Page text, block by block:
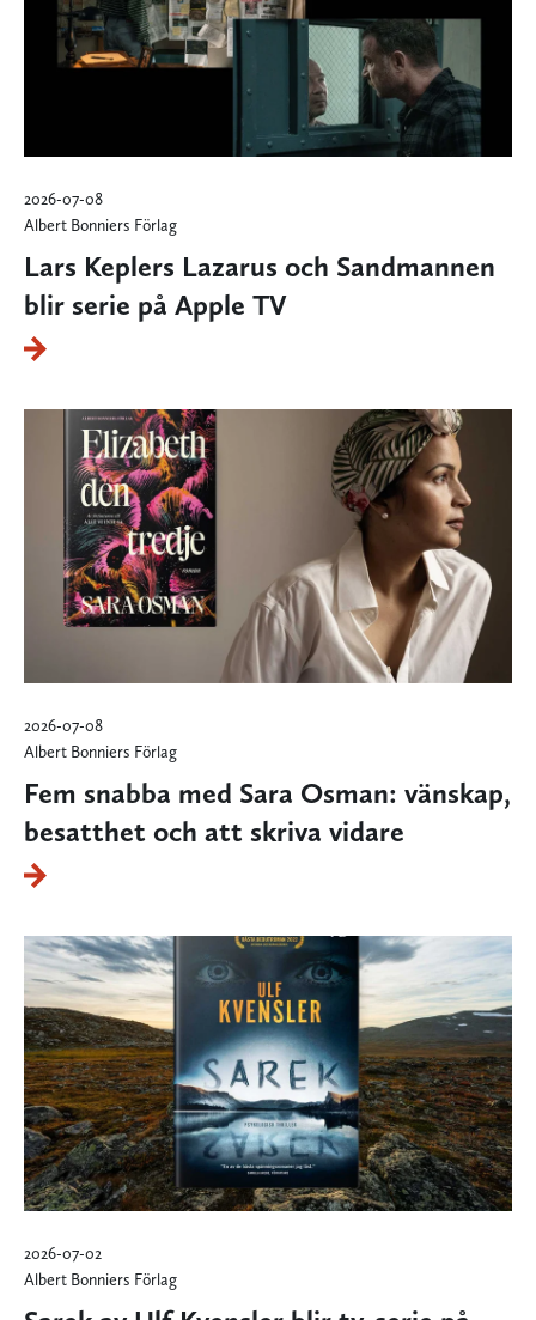
2026-07-08
Albert Bonniers Förlag
Lars Keplers Lazarus och Sandmannen
blir serie på Apple TV
2026-07-08
Albert Bonniers Förlag
Fem snabba med Sara Osman: vänskap,
besatthet och att skriva vidare
2026-07-02
Albert Bonniers Förlag